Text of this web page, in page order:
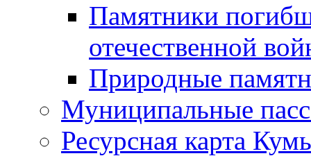
Памятники
отечественной
Природные
Муниципальные
Ресурсная карта